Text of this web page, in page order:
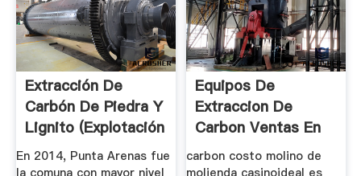
Extracción De
Carbón De Piedra Y
Lignito (Explotación
De ...
En 2014, Punta Arenas fue
la comuna con mayor nivel
Equipos De
Extraccion De
Carbon Ventas En
Mexico
carbon costo molino de
molienda casinoideal es